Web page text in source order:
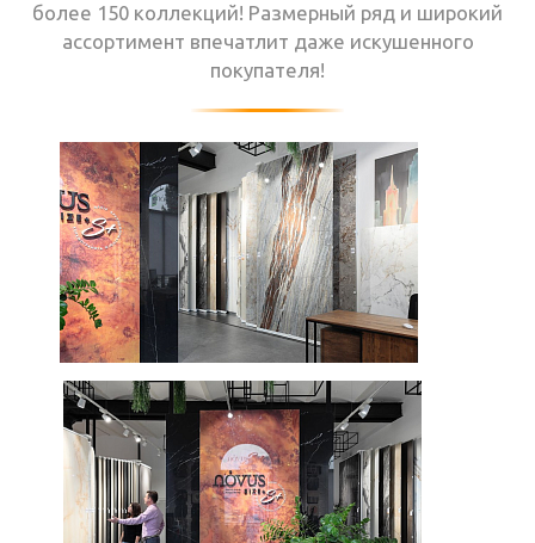
более 150 коллекций! Размерный ряд и широкий
ассортимент впечатлит даже искушенного
покупателя!